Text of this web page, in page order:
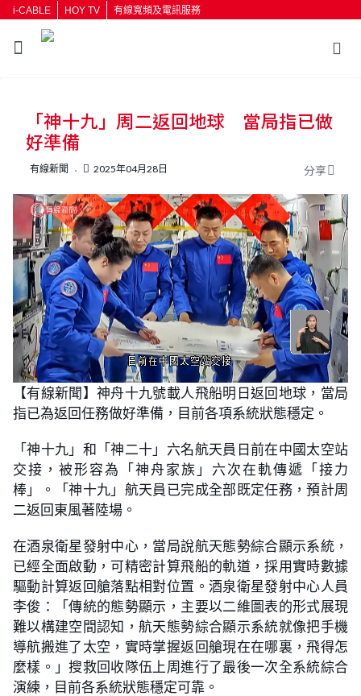
i-CABLE HOY TV 有線寬頻及電訊服務
按輸入鍵開始搜尋
「神十九」周二返回地球 當局指已做
好準備
有線新聞 2025年04月28日 分享
U
n
m
t
e
o
a
d
e
d
3
.
4
4
%
【有線新聞】神舟十九號載人飛船明日返回地球，當局
指已為返回任務做好準備，目前各項系統狀態穩定。
「神十九」和「神二十」六名航天員日前在中國太空站
交接，被形容為「神舟家族」六次在軌傳遞「接力
棒」。「神十九」航天員已完成全部既定任務，預計周
二返回東風著陸場。
在酒泉衛星發射中心，當局說航天態勢綜合顯示系統，
已經全面啟動，可精密計算飛船的軌道，採用實時數據
驅動計算返回艙落點相對位置。酒泉衛星發射中心人員
李俊：「傳統的態勢顯示，主要以二維圖表的形式展現
難以構建空間認知，航天態勢綜合顯示系統就像把手機
導航搬進了太空，實時掌握返回艙現在在哪裏，飛得怎
麼樣。」搜救回收隊伍上周進行了最後一次全系統綜合
演練，目前各系統狀態穩定可靠。